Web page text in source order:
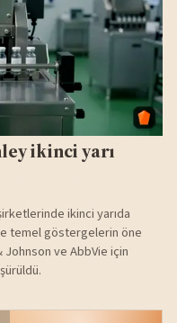
ikinci yarı
ikinci yarıda
temel göstergelerin öne
Johnson ve AbbVie için